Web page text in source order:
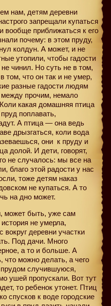
нам, детям деревни
запрещали купаться
вообще приближаться к его
почему: в этом пруду,
колдун. А может, и не
утопили, чтобы гадости
чинил. Но суть не в том,
том, что он так и не умер,
разные гадости людям
между прочим, немало
какая домашняя птица
поплавать,
А птица — она ведь
дрызгаться, коли вода
они к пруду и
долой. И дети, говорят,
не случалось: мы все на
благо этой радости у нас
тоже детям наказ
не купаться. А то
на дно может.
может быть, уже сам
не умерла,
деревни участки
Под дачи. Много
а то и больше. А
что можно делать, а чего
случившуюся,
ушей пропускали. Вот тут
то ребенок утонет. Птиц
спусков к воде городские